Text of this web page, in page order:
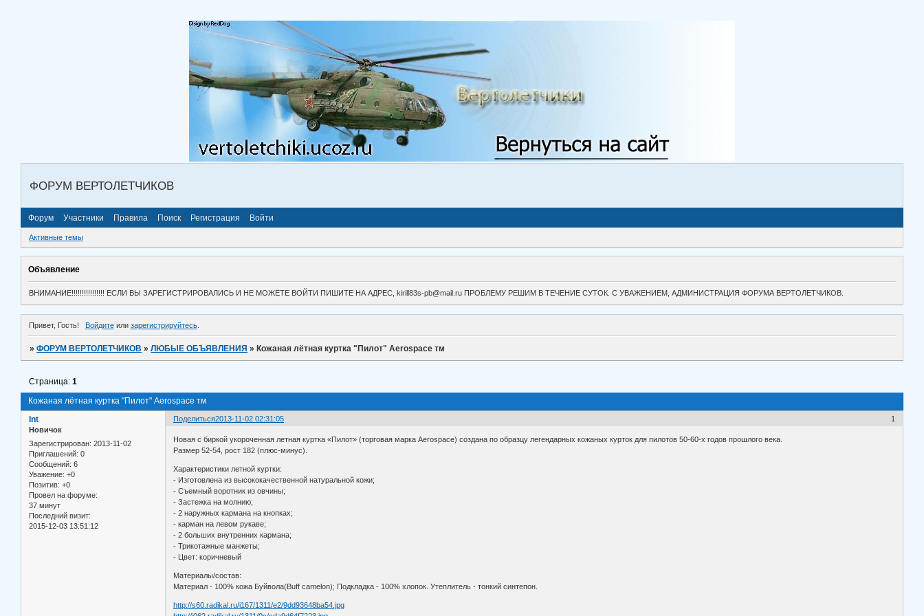
ФОРУМ ВЕРТОЛЕТЧИКОВ
Форум Участники Правила Поиск Регистрация Войти
Активные темы
Объявление
ВНИМАНИЕ!!!!!!!!!!!!!!!! ЕСЛИ ВЫ ЗАРЕГИСТРИРОВАЛИСЬ И НЕ МОЖЕТЕ ВОЙТИ ПИШИТЕ НА АДРЕС, kirill83s-pb@mail.ru ПРОБЛЕМУ РЕШИМ В ТЕЧЕНИЕ СУТОК. С УВАЖЕНИЕМ, АДМИНИСТРАЦИЯ ФОРУМА ВЕРТОЛЕТЧИКОВ.
Привет, Гость! Войдитеили зарегистрируйтесь.
»ФОРУМ ВЕРТОЛЕТЧИКОВ »ЛЮБЫЕ ОБЪЯВЛЕНИЯ » Кожаная лётная куртка "Пилот" Aerospace тм
Кожаная лётная куртка "Пилот" Aerospace тм
Страница:1
Поделиться 1
2013-11-02 02:31:05
Int
Новичок
Зарегистрирован: 2013-11-02
Приглашений: 0
Сообщений: 6
Уважение: +0
Позитив: +0
Провел на форуме:
37 минут
Последний визит:
2015-12-03 13:51:12
Новая с биркой укороченная летная куртка «Пилот» (торговая марка Aerospace) создана по образцу легендарных кожаных курток для пилотов 50-60-х годов прошлого века.
Размер 52-54, рост 182 (плюс-минус).
Характеристики летной куртки:
- Изготовлена из высококачественной натуральной кожи;
- Съемный воротник из овчины;
- Застежка на молнию;
- 2 наружных кармана на кнопках;
- карман на левом рукаве;
- 2 больших внутренних кармана;
- Трикотажные манжеты;
- Цвет: коричневый
Материалы/состав:
Материал - 100% кожа Буйвола(Buff camelon); Подкладка - 100% хлопок. Утеплитель - тонкий синтепон.
http://s60.radikal.ru/i167/1311/e2/9dd93648ba54.jpg